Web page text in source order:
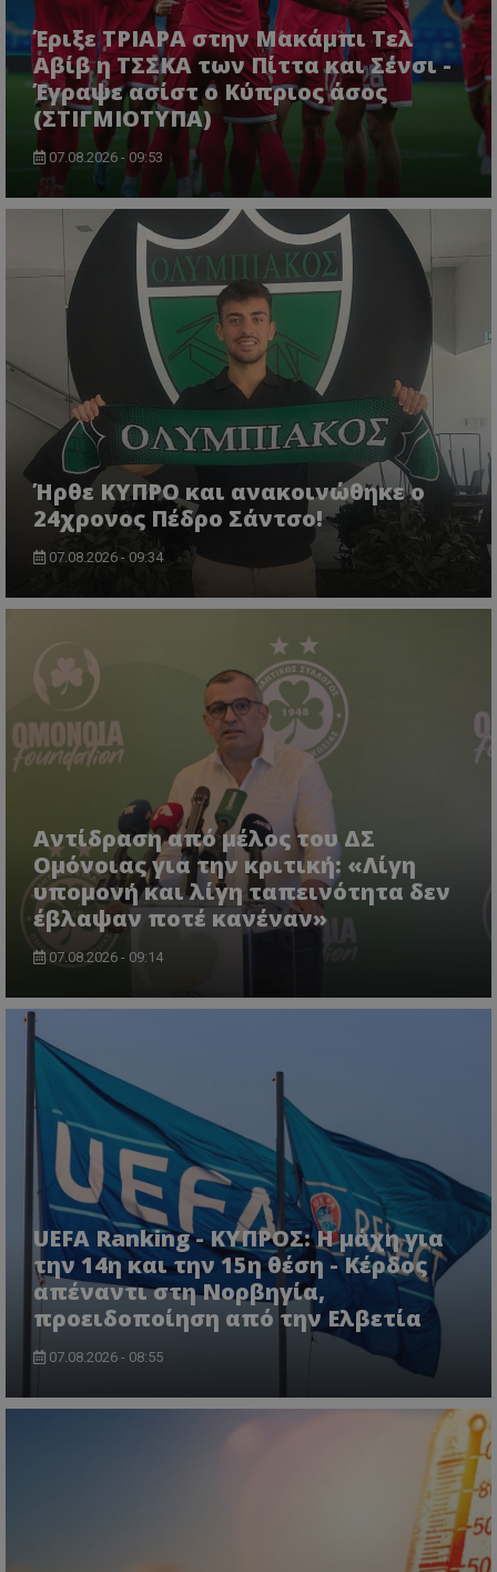
Έριξε ΤΡΙΑΡΑ στην Μακάμπι Τελ
Αβίβ η ΤΣΣΚΑ των Πίττα και Σένσι -
Έγραψε ασίστ ο Κύπριος άσος
(ΣΤΙΓΜΙΟΤΥΠΑ)
07.08.2026 - 09:53
Ήρθε ΚΥΠΡΟ και ανακοινώθηκε ο
24χρονος Πέδρο Σάντσο!
07.08.2026 - 09:34
Αντίδραση από μέλος του ΔΣ
Ομόνοιας για την κριτική: «Λίγη
υπομονή και λίγη ταπεινότητα δεν
έβλαψαν ποτέ κανέναν»
07.08.2026 - 09:14
UEFA Ranking - ΚΥΠΡΟΣ: Η μάχη για
την 14η και την 15η θέση - Κέρδος
απέναντι στη Νορβηγία,
προειδοποίηση από την Ελβετία
07.08.2026 - 08:55